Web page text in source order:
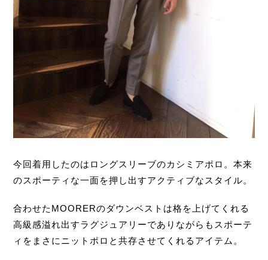
今回着用したのはロングスリーブのカシミアポロ。本来
のスポーティな一面を押し出すアクティブなスタイル。
合わせたMOORERのダウンベストは格を上げてくれる
高級感溢れ出すラグジュアリーでありながらもスポーテ
ィをまさにニットポロと共存させてくれるアイテム。